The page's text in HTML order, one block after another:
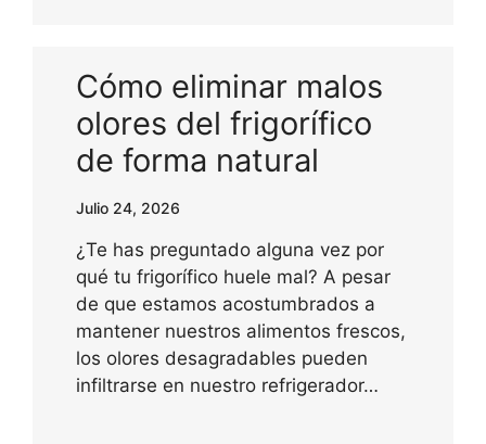
Cómo eliminar malos
olores del frigorífico
de forma natural
Julio 24, 2026
¿Te has preguntado alguna vez por
qué tu frigorífico huele mal? A pesar
de que estamos acostumbrados a
mantener nuestros alimentos frescos,
los olores desagradables pueden
infiltrarse en nuestro refrigerador…